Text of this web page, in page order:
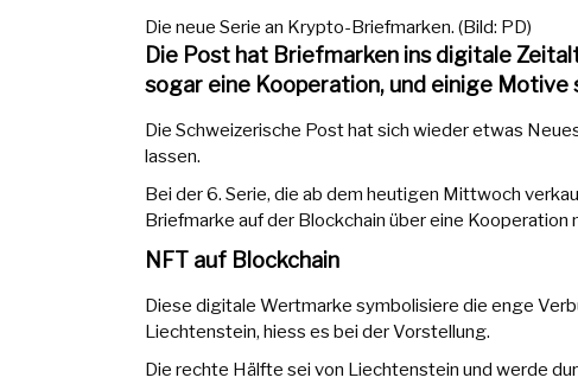
Die neue Serie an Krypto-Briefmarken. (Bild: PD)
Die Post hat Briefmarken ins digitale
sogar eine Kooperation, und einige
Die Schweizerische Post hat sich wieder etwas
lassen.
Bei der 6. Serie, die ab dem heutigen Mittwoch
Briefmarke auf der Blockchain über eine
NFT auf Blockchain
Diese digitale Wertmarke symbolisiere die enge
Liechtenstein, hiess es bei der Vorstellung.
Die rechte Hälfte sei von Liechtenstein und werde